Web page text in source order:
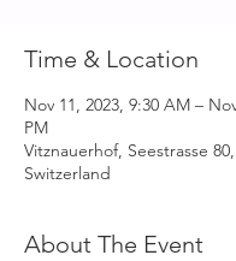
Time & Location
Nov 11, 2023, 9:30 AM –
PM
Vitznauerhof, Seestrasse
Switzerland
About The Event